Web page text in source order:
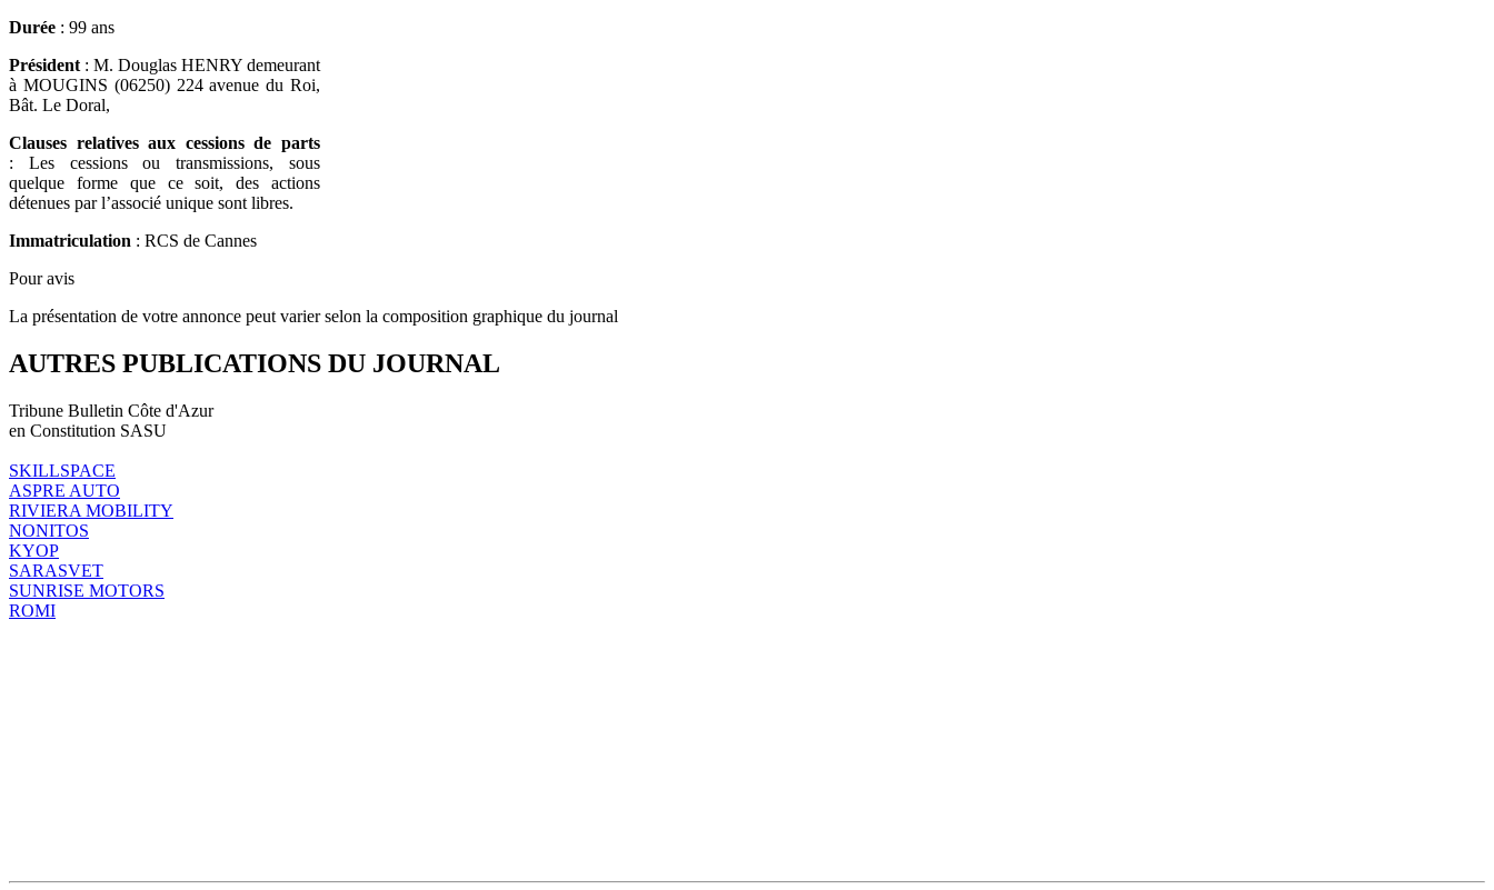
Durée : 99 ans
Président : M. Douglas HENRY demeurant
à MOUGINS (06250) 224 avenue du Roi,
Bât. Le Doral,
Clauses relatives aux cessions de parts
: Les cessions ou transmissions, sous
quelque forme que ce soit, des actions
détenues par l’associé unique sont libres.
Immatriculation : RCS de Cannes
Pour avis
La présentation de votre annonce peut varier selon la composition graphique du journal
AUTRES PUBLICATIONS DU JOURNAL
Tribune Bulletin Côte d'Azur
en Constitution SASU
SKILLSPACE
ASPRE AUTO
RIVIERA MOBILITY
NONITOS
KYOP
SARASVET
SUNRISE MOTORS
ROMI